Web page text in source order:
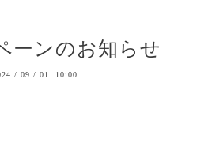
ーンのお知らせ
/ 09 / 01 10:00